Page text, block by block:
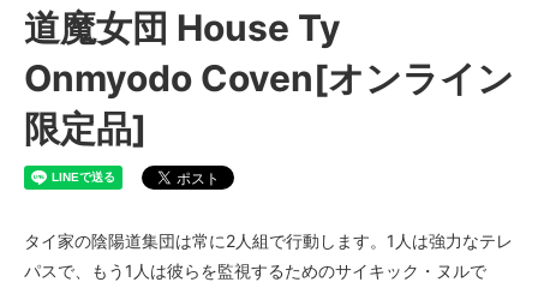
道魔女団 House Ty
Onmyodo Coven[オンライン
限定品]
タイ家の陰陽道集団は常に2人組で行動します。1人は強力なテレ
パスで、もう1人は彼らを監視するためのサイキック・ヌルで